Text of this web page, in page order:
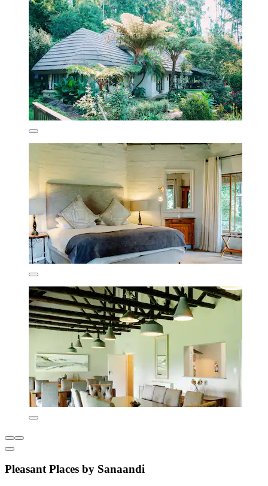
Pleasant Places by Sanaandi